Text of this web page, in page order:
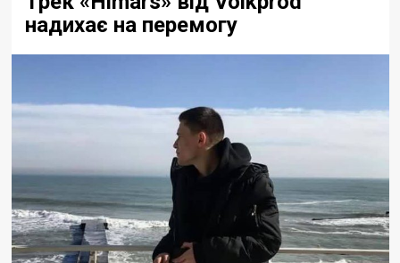
надихає на перемогу